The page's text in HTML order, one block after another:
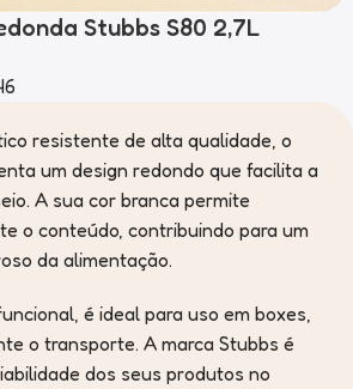
Stubbs S80 2,7L
resistente de alta qualidade, o
um design redondo que facilita a
A sua cor branca permite
o conteúdo, contribuindo para um
da alimentação.
é ideal para uso em boxes,
o transporte. A marca Stubbs é
dos seus produtos no